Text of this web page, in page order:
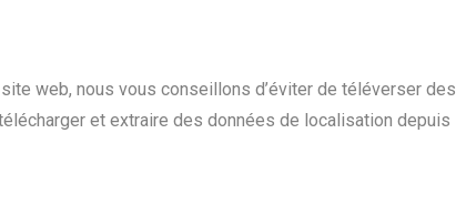
web, nous vous conseillons d’éviter de téléverser des
et extraire des données de localisation depuis